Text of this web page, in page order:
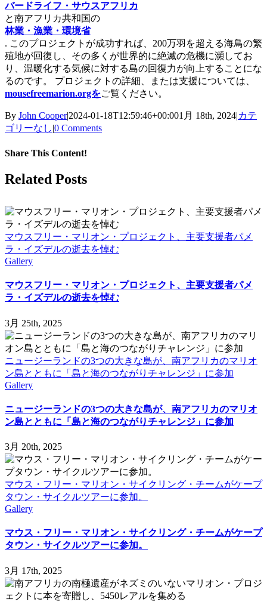
バードライフ・サウスアフリカ
と南アフリカ共和国の
林業・漁業・環境省
. このプロジェクトが成功すれば、200万羽を超える海鳥の繁
殖地が回復し、その多くが世界的に絶滅の危機に瀕してお
り、温暖化する気候に対する島の回復力が向上することにな
るのです。 プロジェクトの詳細、または支援については、
mousefreemarion.orgをご覧ください。
By John Cooper|2024-01-18T12:59:46+00:001月 18th, 2024|カテ
ゴリーなし|0 Comments
Share This Content!
Facebook
X
LinkedIn
WhatsApp
Tumblr
Pinterest
Email
Related Posts
マウスフリー・マリオン・プロジェクト、主要支援者パメ
ラ・イズデルの逝去を悼む
Gallery
マウスフリー・マリオン・プロジェクト、主要支援者パメ
ラ・イズデルの逝去を悼む
3月 25th, 2025
ニュージーランドの3つの大きな島が、南アフリカのマリオ
ン島とともに「島と海のつながりチャレンジ」に参加
Gallery
ニュージーランドの3つの大きな島が、南アフリカのマリオ
ン島とともに「島と海のつながりチャレンジ」に参加
3月 20th, 2025
マウス・フリー・マリオン・サイクリング・チームがケープ
タウン・サイクルツアーに参加。
Gallery
マウス・フリー・マリオン・サイクリング・チームがケープ
タウン・サイクルツアーに参加。
3月 17th, 2025